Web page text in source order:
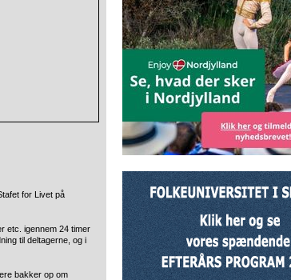
for Livet på
etc. igennem 24 timer
til deltagerne, og i
bakker op om